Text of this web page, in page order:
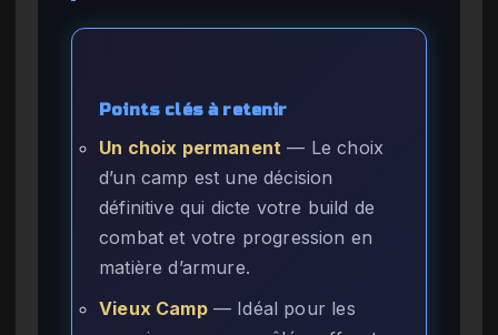
Points clés à retenir
Un choix permanent — Le choix
d’un camp est une décision
définitive qui dicte votre build de
combat et votre progression en
matière d’armure.
Vieux Camp— Idéal pour les